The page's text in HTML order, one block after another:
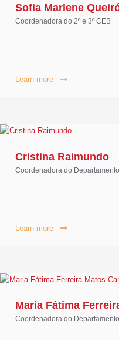
Sofia Marlene
Coordenadora do 2º e 3º CEB
Learn more
Cristina Raimundo
Coordenadora do
Learn more
Maria Fátima
Coordenadora do